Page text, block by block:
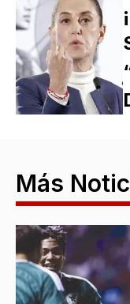
Más